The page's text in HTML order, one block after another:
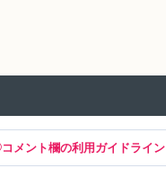
コメント欄の利用ガイドライン